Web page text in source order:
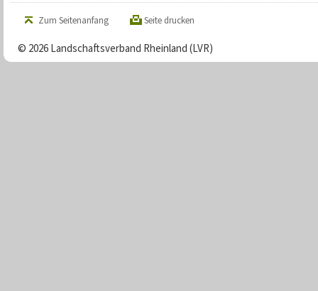
Zum Seitenanfang Seite drucken
© 2026 Landschaftsverband Rheinland (LVR)